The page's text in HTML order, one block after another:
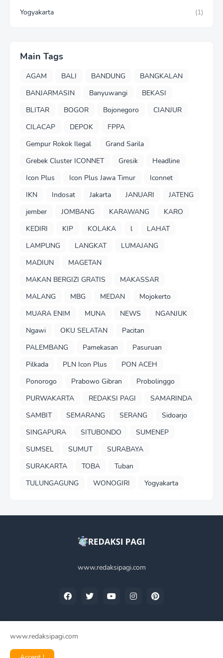
Yogyakarta
(1)
Main Tags
AGAM BALI BANDUNG
BANGKALAN
BANJARMASIN
Banyuwangi
BEKASI
BLITAR
BOGOR Bojonegoro
CIANJUR
CILACAP
DEPOK
FPPA
Gempur Rokok Ilegal
Grand Sarila
Grebek Cluster ICONNET
Gresik
Headline
Icon Plus
Icon Plus Jawa Timur
Iconnet
IKN
Indosat Jakarta JANUARI
JATENG
jember
JOMBANG KARAWANG
KARO
KEDIRI
KIP KOLAKA l
LAHAT
LAMPUNG
LANGKAT
LUMAJANG
MADIUN
MAGETAN
MAKAN BERGIZI GRATIS
MAKASSAR
MALANG
MBG MEDAN
Mojokerto
MUARA ENIM
MUNA NEWS
NGANJUK
Ngawi
OKU SELATAN
Pacitan
PALEMBANG
Pamekasan
Pasuruan
Pilkada
PLN Icon Plus
PON ACEH
Ponorogo
Prabowo Gibran
Probolinggo
PURWAKARTA
REDAKSI PAGI
SAMARINDA
SAMBIT
SEMARANG SERANG
Sidoarjo
SINGAPURA
SITUBONDO
SUMENEP
SUMSEL
SUMUT
SURABAYA
SURAKARTA
TOBA
Tuban
TULUNGAGUNG
WONOGIRI Yogyakarta
www.redaksipagi.com
Home Tentang Kami
www.redaksipagi.com